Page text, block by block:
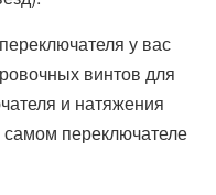
у вас
винтов для
и натяжения
самом переключателе